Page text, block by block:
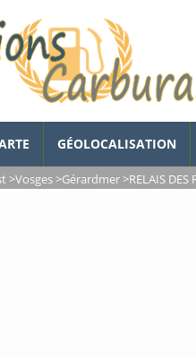
GÉOLOCALISATION
>Vosges>Gérardmer>RELAIS DES